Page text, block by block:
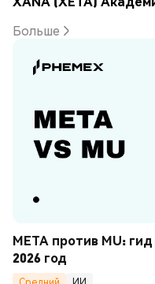
Больше
META против MU:
2026 год